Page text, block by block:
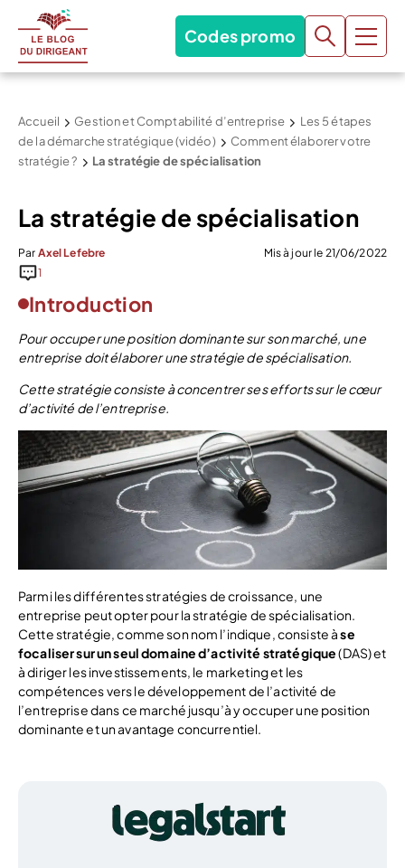
Codes promo
Accueil Gestion et Comptabilité d’entreprise
Les 5 étapes
de la démarche stratégique (vidéo)
Comment élaborer votre
stratégie ?
La stratégie de spécialisation
La stratégie de spécialisation
Par Axel Lefebre
Mis à jour le 21/06/2022
1
Introduction
Pour occuper une position dominante sur son marché, une
entreprise doit élaborer une stratégie de spécialisation.
Cette stratégie consiste à concentrer ses efforts sur le cœur
d’activité de l’entreprise.
Parmi les différentes stratégies de croissance, une
entreprise peut opter pour la stratégie de spécialisation.
Cette stratégie, comme son nom l’indique, consiste àse
focaliser sur un seul domaine d’activité stratégique(DAS) et
à diriger les investissements, le marketing et les
compétences vers le développement de l’activité de
l’entreprise dans ce marché jusqu’à y occuper une position
dominante et un avantage concurrentiel.